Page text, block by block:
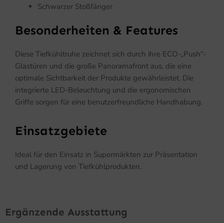
Schwarzer Stoßfänger
Besonderheiten & Features
Diese Tiefkühltruhe zeichnet sich durch ihre ECO-„Push“-
Glastüren und die große Panoramafront aus, die eine
optimale Sichtbarkeit der Produkte gewährleistet. Die
integrierte LED-Beleuchtung und die ergonomischen
Griffe sorgen für eine benutzerfreundliche Handhabung.
Einsatzgebiete
Ideal für den Einsatz in Supermärkten zur Präsentation
und Lagerung von Tiefkühlprodukten.
Ergänzende Ausstattung